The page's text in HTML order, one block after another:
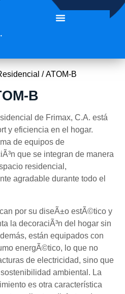
/ ATOM-B
B
de Frimax, C.A. está
y eficiencia en el hogar.
de equipos de
que se integran de manera
residencial,
agradable durante todo el
por su diseÃ±o estÃ©tico y
la decoraciÃ³n del hogar sin
están equipados con
energÃ©tico, lo que no
de electricidad, sino que
ambiental. La
es otra característica